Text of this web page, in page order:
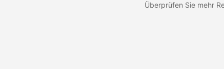
Überprüfen Sie mehr